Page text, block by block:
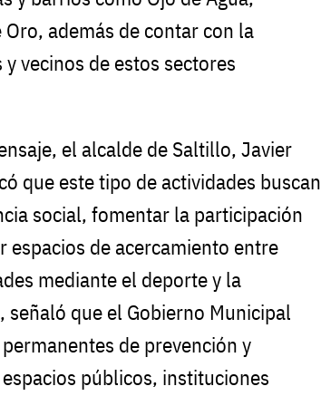
además de contar con la
vecinos de estos sectores
el alcalde de Saltillo, Javier
que este tipo de actividades buscan
social, fomentar la participación
espacios de acercamiento entre
mediante el deporte y la
señaló que el Gobierno Municipal
de prevención y
públicos, instituciones